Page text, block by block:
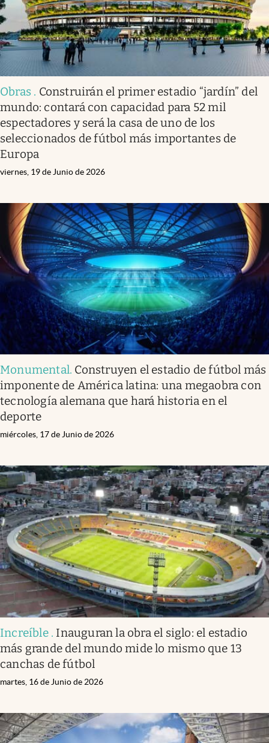
Obras . Construirán el primer estadio “jardín” del
mundo: contará con capacidad para 52 mil
espectadores y será la casa de uno de los
seleccionados de fútbol más importantes de
Europa
viernes, 19 de Junio de 2026
Monumental. Construyen el estadio de fútbol más
imponente de América latina: una megaobra con
tecnología alemana que hará historia en el
deporte
miércoles, 17 de Junio de 2026
Increíble . Inauguran la obra el siglo: el estadio
más grande del mundo mide lo mismo que 13
canchas de fútbol
martes, 16 de Junio de 2026